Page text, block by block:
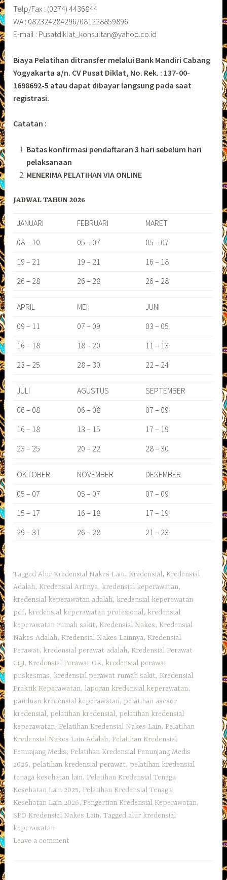
Telp/Fax : (0274) 4436844
WA : 082324284296/081228859896
E-mail : Pusatdiklat_konsultan@yahoo.co.id
Biaya Pelatihan ditransfer melalui Bank Mandiri Cabang
Yogyakarta a/n. CV Pusat Diklat, No. Rek. : 137-00-
1698692-5 atau dapat dibayar langsung pada saat
registrasi.
Catatan :
Batas konfirmasi pendaftaran 3 hari sebelum hari
pelaksanaan
MENERIMA PELATIHAN VIA ONLINE
JADWAL TAHUN 2026
JANUARI FEBRUARI
MARET
08 – 10
05 – 07
05 – 07
19 – 21
19 – 21
16 – 18
26 – 28
26 – 28 26 – 28
APRIL MEI
JUNI
09 – 11
07 – 09
03 – 05
16 – 18
18 – 20
11 – 13
23 – 25
28 – 30 22 – 24
JULI AGUSTUS
SEPTEMBER
06 – 08
06 – 08
07 – 09
16 – 18
13 – 15
17 – 19
23 – 25
20 – 22 28 – 30
OKTOBER NOVEMBER
DESEMBER
05 – 07
05 – 07
07 – 09
15 – 17
16 – 18
17 – 19
29 – 31
26 – 28 21 – 23
TaggedAlur Kredensial Nakes Lain, Kredensial, Kredensial
Adalah, Kredensial Artinya, kredensial keperawatan,
kredensial keperawatan adalah, kredensial keperawatan
pdf, kredensial keperawatan profesional, kredensial
keperawatan rumah sakit, Kredensial Nakes, Kredensial
Nakes Adalah, Kredensial Nakes Lainnya, Kredensial
Perawat, kredensial perawat adalah, Kredensial Perawat
Gigi, Kredensial Perawat OK, kredensial perawat
puskesmas, kredensial perawat rumah sakit, Kredensial
Praktik Keperawatan, laporan kredensial keperawatan,
panduan kredensial keperawatan, pelatihan asesor
kredensial, pelatihan kredensial, pelatihan kredensial
keperawatan, Pelatihan Kredensial Nakes Lain, Pelatihan
Kredensial Nakes Lain Adalah, Pelatihan Kredensial
Penunjang Medis, Pelatihan Kredensial Penunjang Medis
2026, pelatihan kredensial perawat, pelatihan kredensial
tenaga kesehatan lain, Pelatihan Kredensial Tenaga
Kesehatan Lain 2025, Pelatihan Kredensial Tenaga
Kesehatan Lain 2026, Pengertian Kredensial Keperawatan,
SPO Kredensial Nakes Lain,Tagged alur kredensial
keperawatan
Leave a comment